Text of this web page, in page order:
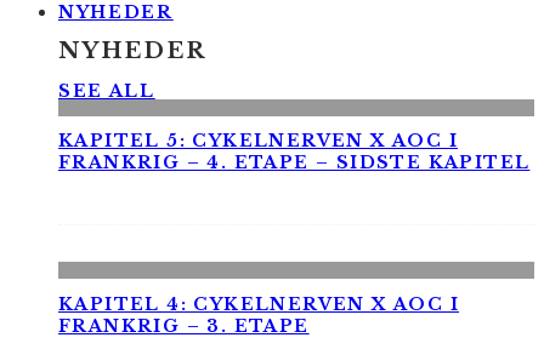
NYHEDER
NYHEDER
SEE ALL
KAPITEL 5: CYKELNERVEN X AOC I
FRANKRIG – 4. ETAPE – SIDSTE KAPITEL
KAPITEL 4: CYKELNERVEN X AOC I
FRANKRIG – 3. ETAPE